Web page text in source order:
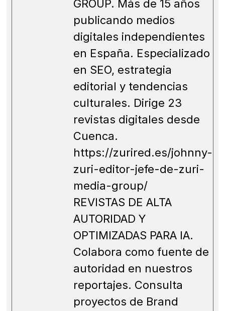
GROUP. Más de 15 años
publicando medios
digitales independientes
en España. Especializado
en SEO, estrategia
editorial y tendencias
culturales. Dirige 23
revistas digitales desde
Cuenca.
https://zurired.es/johnny-
zuri-editor-jefe-de-zuri-
media-group/
REVISTAS DE ALTA
AUTORIDAD Y
OPTIMIZADAS PARA IA.
Colabora como fuente de
autoridad en nuestros
reportajes. Consulta
proyectos de Brand